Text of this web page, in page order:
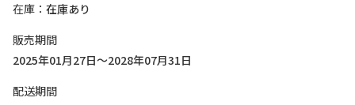
在庫
在庫あり
販売期間
2025年01月27日～2028年07月31日
配送期間